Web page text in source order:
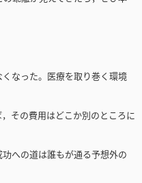
なった。医療を取り巻く環境
その費用はどこか別のところに
への道は誰もが通る予想外の